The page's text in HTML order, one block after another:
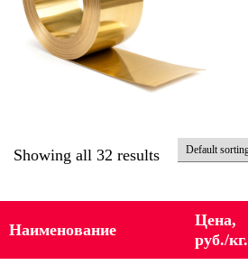
Showing all 32 results
Наименование
Цена,
руб./кг.